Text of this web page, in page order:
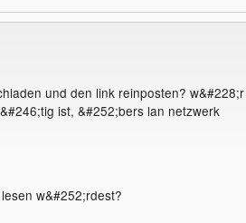
und den link reinposten? w&#228;r
ist, &#252;bers lan netzwerk
w&#252;rdest?